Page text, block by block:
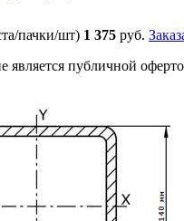
пачки/шт) 1 375 руб.
является публичной